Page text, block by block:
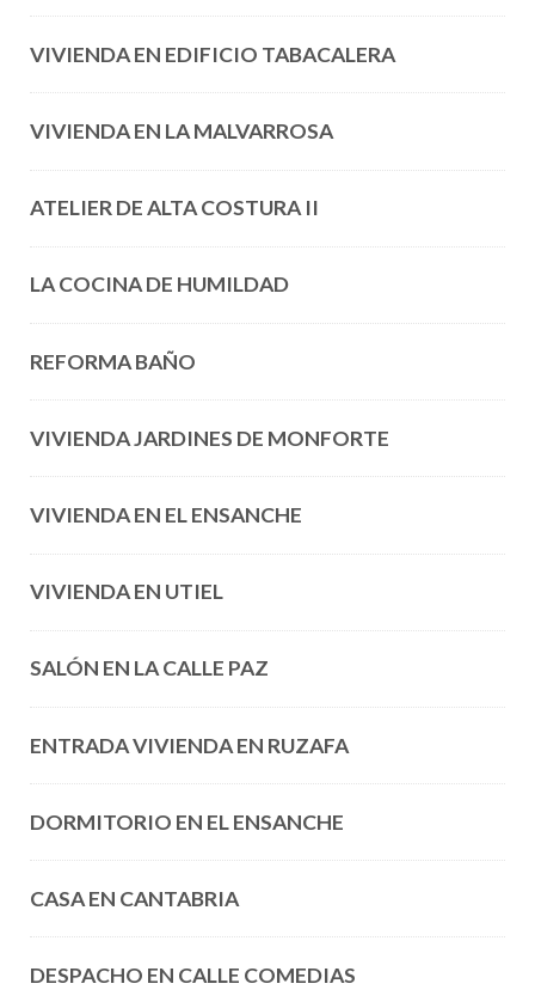
VIVIENDA EN EDIFICIO TABACALERA
VIVIENDA EN LA MALVARROSA
ATELIER DE ALTA COSTURA II
LA COCINA DE HUMILDAD
REFORMA BAÑO
VIVIENDA JARDINES DE MONFORTE
VIVIENDA EN EL ENSANCHE
VIVIENDA EN UTIEL
SALÓN EN LA CALLE PAZ
ENTRADA VIVIENDA EN RUZAFA
DORMITORIO EN EL ENSANCHE
CASA EN CANTABRIA
DESPACHO EN CALLE COMEDIAS